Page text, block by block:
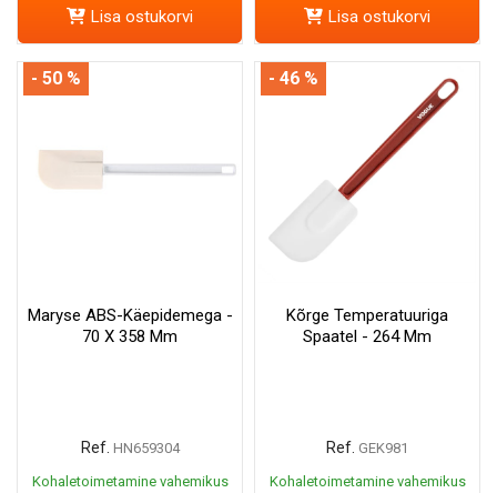
Lisa ostukorvi Lisa ostukorvi
Maryse ABS-Käepidemega -
70 X 358 Mm
Ref. HN659304
Kohaletoimetamine vahemikus
- 50 %
Kõrge Temperatuuriga
Spaatel - 264 Mm
Ref. GEK981
Kohaletoimetamine vahemikus
- 46 %